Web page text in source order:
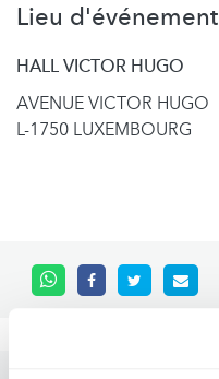
Lieu d'événement
HALL VICTOR HUGO
AVENUE VICTOR HUGO
L-1750 LUXEMBOURG